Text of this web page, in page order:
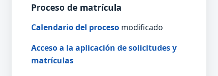
Proceso de matrícula
Calendario del proceso modificado
Acceso a la aplicación de solicitudes y
matrículas